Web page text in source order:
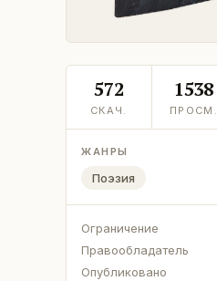
572
СКАЧ.
1538
ПРОСМ.
ЖАНРЫ
Поэзия
Ограничение
Правообладатель
Опубликовано